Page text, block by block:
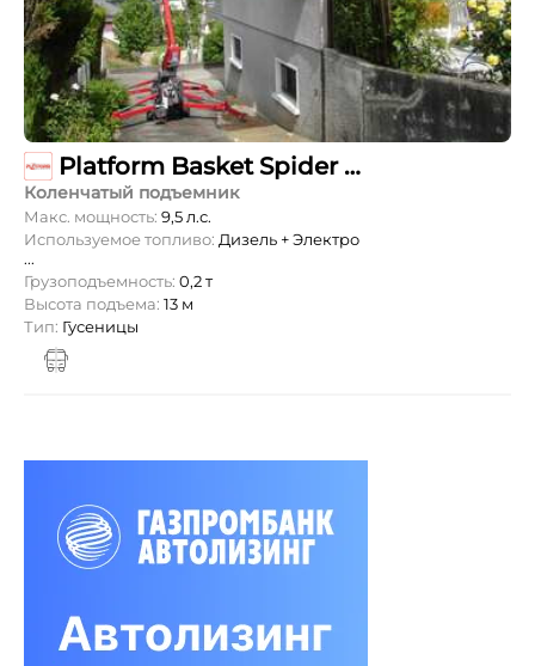
Platform Basket Spider 15.75
Коленчатый подъемник
Макс. мощность: 9,5 л.с.
Используемое топливо: Дизель + Электро
...
Грузоподъемность: 0,2 т
Высота подъема: 13 м
Тип: Гусеницы